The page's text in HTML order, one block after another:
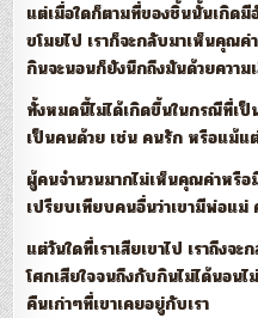
แต่เมื่อใดก็ตามที่ของชิ้นนั้นเกิด
ขโมยไป เราก็จะกลับมาเห็นคุณค่
กินจะนอนก็ยังนึกถึงมันด้วยความ
ทั้งหมดนี้ไม่ได้เกิดขึ้นในกรณีที่เ
เป็นคนด้วย เช่น คนรัก หรือแม้แ
ผู้คนจำนวนมากไม่เห็นคุณค่าหรื
เปรียบเทียบคนอื่นว่าเขามีพ่อแม่
แต่วันใดที่เราเสียเขาไป เราถึงจ
โศกเสียใจจนถึงกับกินไม่ได้นอน
คืนเก่าๆที่เขาเคยอยู่กับเรา